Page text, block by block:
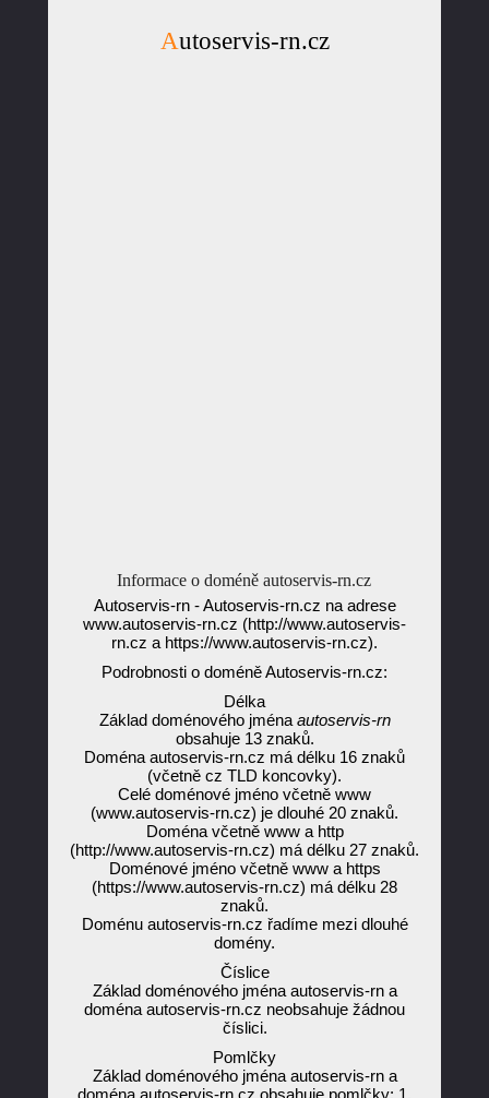
Autoservis-rn.cz
Informace o doméně autoservis-rn.cz
Autoservis-rn - Autoservis-rn.cz na adrese
www.autoservis-rn.cz (http://www.autoservis-
rn.cz a https://www.autoservis-rn.cz).
Podrobnosti o doméně Autoservis-rn.cz:
Délka
Základ doménového jména autoservis-rn
obsahuje 13 znaků.
Doména autoservis-rn.cz má délku 16 znaků
(včetně cz TLD koncovky).
Celé doménové jméno včetně www
(www.autoservis-rn.cz) je dlouhé 20 znaků.
Doména včetně www a http
(http://www.autoservis-rn.cz) má délku 27 znaků.
Doménové jméno včetně www a https
(https://www.autoservis-rn.cz) má délku 28
znaků.
Doménu autoservis-rn.cz řadíme mezi dlouhé
domény.
Číslice
Základ doménového jména autoservis-rn a
doména autoservis-rn.cz neobsahuje žádnou
číslici.
Pomlčky
Základ doménového jména autoservis-rn a
doména autoservis-rn.cz obsahuje pomlčky: 1.